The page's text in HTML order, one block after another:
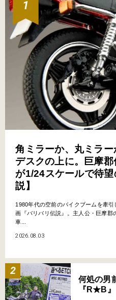
角ミラーか、丸ミラ
デスクの上に。巨摩
が1/24スケールで待
説】
1980年代の空前のバイクブームを牽
画『バリバリ伝説』。主人公・巨摩郡
車...
2026.08.03
何処の男
『R★B